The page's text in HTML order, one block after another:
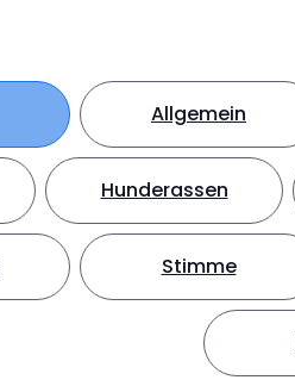
Allgemein
Hunderassen
Stimme